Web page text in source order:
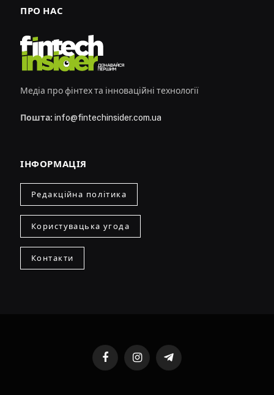
ПРО НАС
Медіа про фінтех та інноваційні технології
Пошта: info@fintechinsider.com.ua
ІНФОРМАЦІЯ
Редакційна політика
Користувацька угода
Контакти
FacebookInstagramTelegram